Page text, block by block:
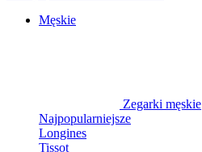
Męskie
Zegarki męskie
Najpopularniejsze
Longines
Tissot